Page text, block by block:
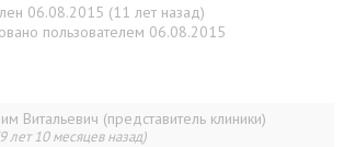
06.08.2015 (11 лет назад)
пользователем 06.08.2015
Витальевич (представитель клиники)
лет 10 месяцев назад)